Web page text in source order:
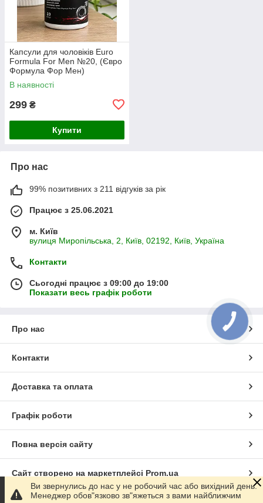
Капсули для чоловіків Euro
Formula For Men №20, (Євро
Формула Фор Мен)
В наявності
299 ₴
Купити
Про нас
99% позитивних з 211 відгуків за рік
Працює з 25.06.2021
м. Київ
вулиця Миропільська, 2, Київ, 02192, Київ, Україна
Контакти
Сьогодні працює з 09:00 до 19:00
Показати весь графік роботи
Про нас
Контакти
Доставка та оплата
Графік роботи
Повна версія сайту
Сайт створено на маркетплейсі Prom.ua
Ви звернулись до нас у не робочий час або вихідний день.
Менеджер обов"язково зв"яжеться з вами найближчим
КНОПКА
ЗВ'ЯЗКУ